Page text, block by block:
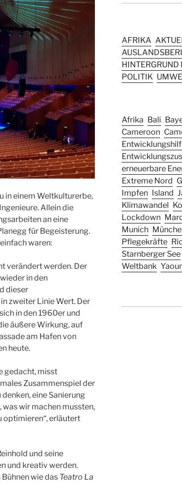
in einem Weltkulturerbe,
Allein die
an eine
für Begeisterung.
waren:
verändert werden. Der
in den
dieser
zweiter Linie Wert. Der
in den 1960er und
äußere Wirkung, auf
am Hafen von
heute.
gedacht, misst
Zusammenspiel der
eine Sanierung
wir machen mussten,
optimieren“, erläutert
und seine
und kreativ werden.
wie das Teatro La
AFRIKA
HINTERGRUND
POLITIK
Afrika Bali
Cameroon
erneuerbare
Extreme Nord
Impfen Island
Klimawandel
Lockdown
Munich
Pflegekräfte
Starnberger See
Weltbank